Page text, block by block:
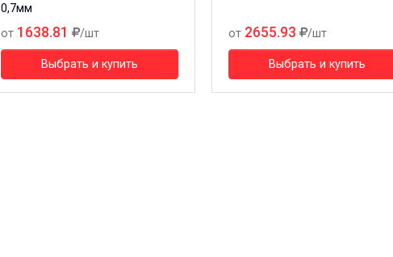
0,7мм
от 1638.81 /шт
Выбрать и купить
от 2655.93 /шт
Выбрать и купить